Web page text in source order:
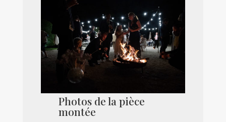
Photos de la pièce
montée